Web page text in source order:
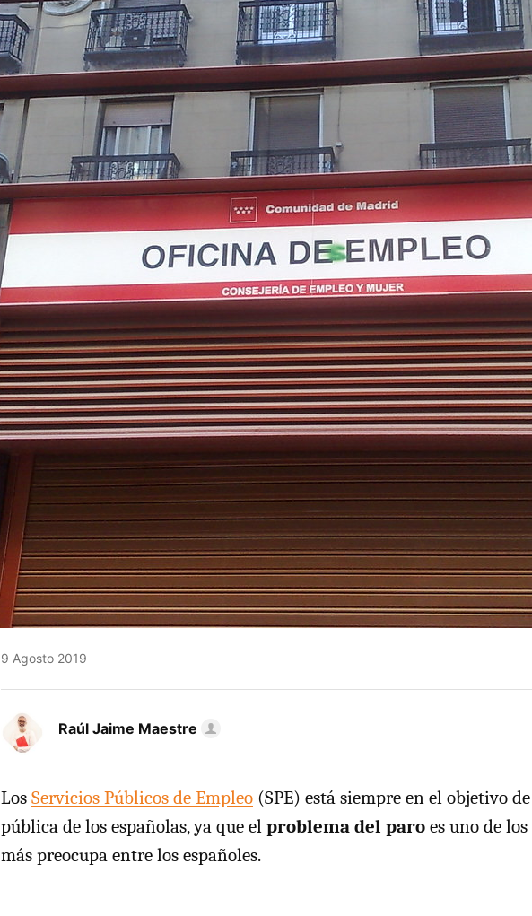
9 Agosto 2019
Raúl Jaime Maestre
Los Servicios Públicos de Empleo (SPE) está siempre en el objetivo
pública de los españolas, ya que el problema del paro es uno de
más preocupa entre los españoles.